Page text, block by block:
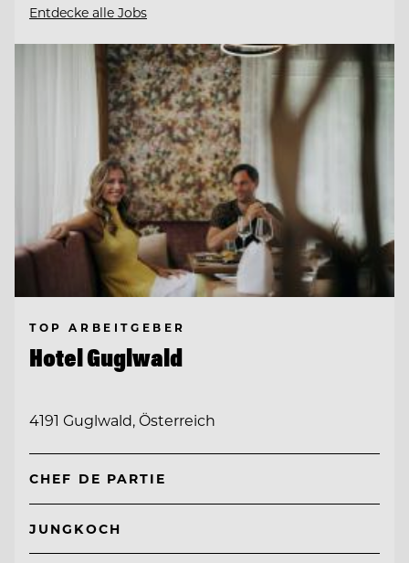
Entdecke alle Jobs
TOP ARBEITGEBER
Hotel Guglwald
4191 Guglwald, Österreich
CHEF DE PARTIE
JUNGKOCH